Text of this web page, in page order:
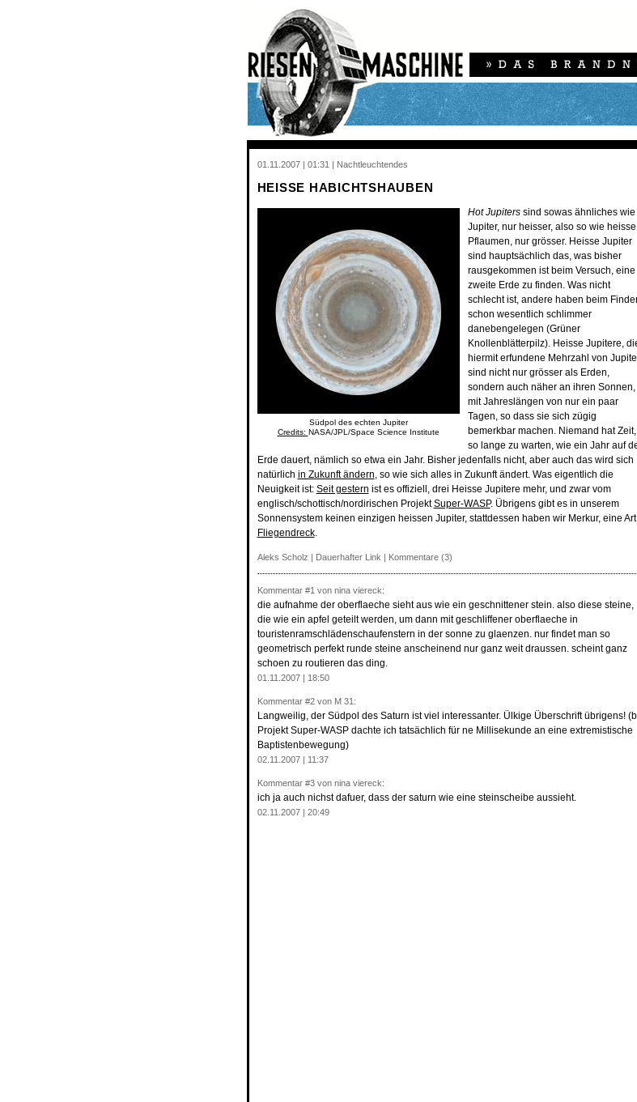
01.11.2007 | 01:31 | Nachtleuchtendes
HEISSE HABICHTSHAUBEN
Südpol des echten Jupiter
Credits: NASA/JPL/Space Science Institute
Hot Jupiterssind sowas ähnliches wie
Jupiter, nur heisser, also so wie heisse
Pflaumen, nur grösser. Heisse Jupiter
sind hauptsächlich das, was bisher
rausgekommen ist beim Versuch, eine
zweite Erde zu finden. Was nicht
schlecht ist, andere haben beim
schon wesentlich schlimmer
danebengelegen (Grüner
Knollenblätterpilz). Heisse Jupitere,
hiermit erfundene Mehrzahl von
sind nicht nur grösser als Erden,
sondern auch näher an ihren Sonnen,
mit Jahreslängen von nur ein paar
Tagen, so dass sie sich zügig
bemerkbar machen. Niemand hat Zeit,
so lange zu warten, wie ein Jahr auf
Erde dauert, nämlich so etwa ein Jahr. Bisher jedenfalls nicht, aber auch das wird sich
natürlich in Zukunft ändern, so wie sich alles in Zukunft ändert. Was eigentlich die
Neuigkeit ist: Seit gestern ist es offiziell, drei Heisse Jupitere mehr, und zwar vom
englisch/schottisch/nordirischen ProjektSuper-WASP. Übrigens gibt es in unserem
Sonnensystem keinen einzigen heissen Jupiter, stattdessen haben wir Merkur, eine Art
Fliegendreck.
Aleks Scholz | Dauerhafter Link | Kommentare (3)
Kommentar #1 von nina viereck:
die aufnahme der oberflaeche sieht aus wie ein geschnittener stein. also diese steine,
die wie ein apfel geteilt werden, um dann mit geschliffener oberflaeche in
touristenramschlädenschaufenstern in der sonne zu glaenzen. nur findet man so
geometrisch perfekt runde steine anscheinend nur ganz weit draussen. scheint ganz
schoen zu routieren das ding.
01.11.2007 | 18:50
Kommentar #2von M 31:
Langweilig, der Südpol des Saturn ist viel interessanter. Ülkige Überschrift übrigens!
Projekt Super-WASP dachte ich tatsächlich für ne Millisekunde an eine extremistische
Baptistenbewegung)
02.11.2007 | 11:37
Kommentar #3von nina viereck:
ich ja auch nichst dafuer, dass der saturn wie eine steinscheibe aussieht.
02.11.2007 | 20:49